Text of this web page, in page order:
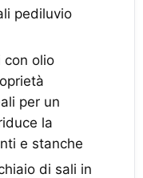
pediluvio
con olio
per un
la
e stanche
di sali in